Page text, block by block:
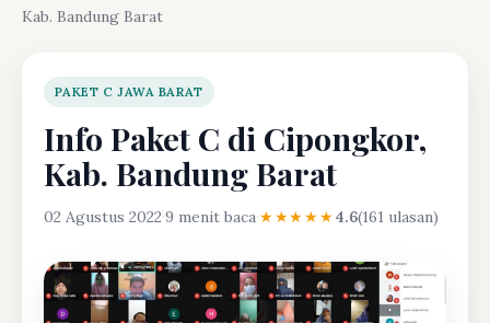
Kab. Bandung Barat
PAKET C JAWA BARAT
Info Paket C di Cipongkor,
Kab. Bandung Barat
02 Agustus 2022·9 menit baca·★★★★★4.6(161 ulasan)